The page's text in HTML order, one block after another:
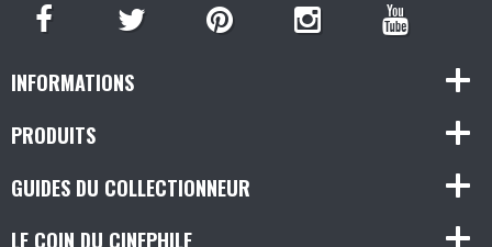
INFORMATIONS
PRODUITS
GUIDES DU COLLECTIONNEUR
LE COIN DU CINEPHILE